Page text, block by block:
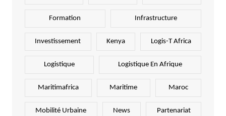
Formation Infrastructure
Investissement Kenya Logis-T Africa
Logistique Logistique En Afrique
Maritimafrica Maritime Maroc
Mobilité Urbaine News Partenariat